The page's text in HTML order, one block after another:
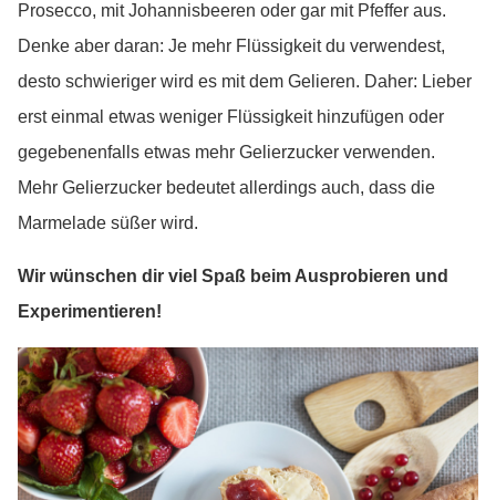
Prosecco, mit Johannisbeeren oder gar mit Pfeffer aus.
Denke aber daran: Je mehr Flüssigkeit du verwendest,
desto schwieriger wird es mit dem Gelieren. Daher: Lieber
erst einmal etwas weniger Flüssigkeit hinzufügen oder
gegebenenfalls etwas mehr Gelierzucker verwenden.
Mehr Gelierzucker bedeutet allerdings auch, dass die
Marmelade süßer wird.
Wir wünschen dir viel Spaß beim Ausprobieren und
Experimentieren!